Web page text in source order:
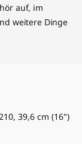
auf, im
weitere Dinge
39,6 cm (16")